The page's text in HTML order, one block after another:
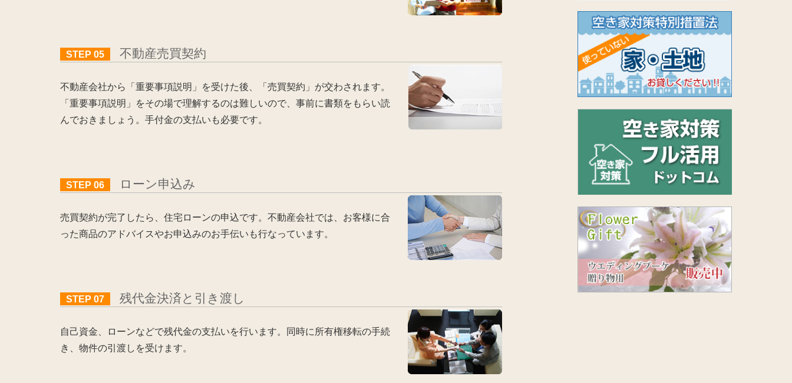
STEP 05 不動産売買契約
不動産会社から「重要事項説明」を受けた後、「売買契約」が交わされます。
「重要事項説明」をその場で理解するのは難しいので、事前に書類をもらい読
んでおきましょう。手付金の支払いも必要です。
STEP 06 ローン申込み
売買契約が完了したら、住宅ローンの申込です。不動産会社では、お客様に合
った商品のアドバイスやお申込みのお手伝いも行なっています。
STEP 07 残代金決済と引き渡し
自己資金、ローンなどで残代金の支払いを行います。同時に所有権移転の手続
き、物件の引渡しを受けます。